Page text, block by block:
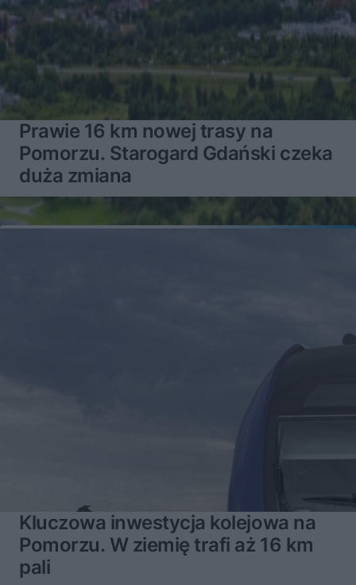
Prawie 16 km nowej trasy na
Pomorzu. Starogard Gdański czeka
duża zmiana
Kluczowa inwestycja kolejowa na
Pomorzu. W ziemię trafi aż 16 km
pali